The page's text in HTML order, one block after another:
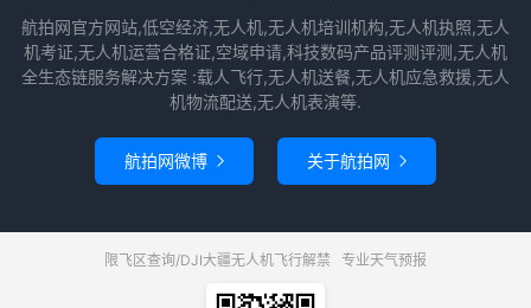
航拍网官方网站,低空经济,无人机,无人机培训机构,无人机执照,无人
机考证,无人机运营合格证,空域申请,科技数码产品评测评测,无人机
全生态链服务解决方案 :载人飞行,无人机送餐,无人机应急救援,无人
机物流配送,无人机表演等.
航拍网微博  关于航拍网 
限飞区查询/DJI大疆无人机飞行解禁 专业天气预报